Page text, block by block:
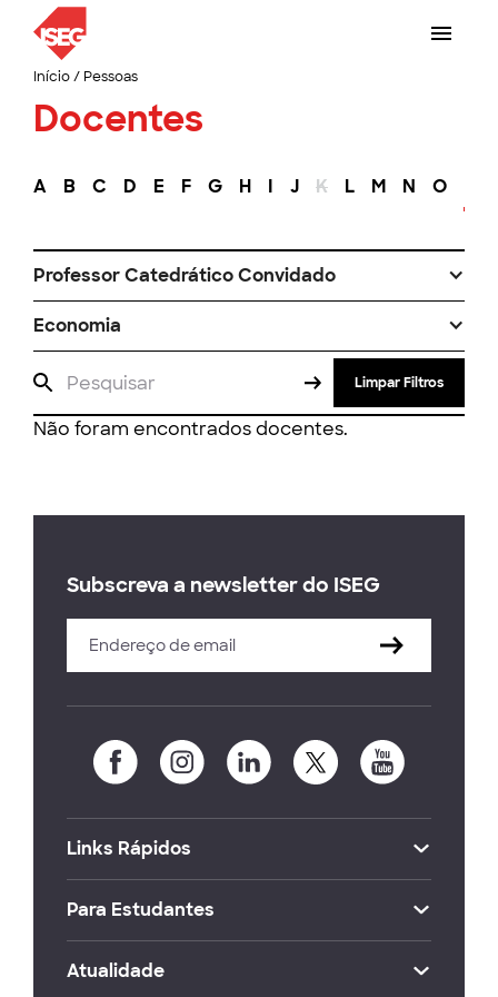
Início/ Pessoas
Docentes
A B C D E F G H I J K L M N O
Professor Catedrático Convidado
Economia
Limpar Filtros
Não foram encontrados docentes.
Subscreva a newsletter do ISEG
Links Rápidos
Para Estudantes
Atualidade